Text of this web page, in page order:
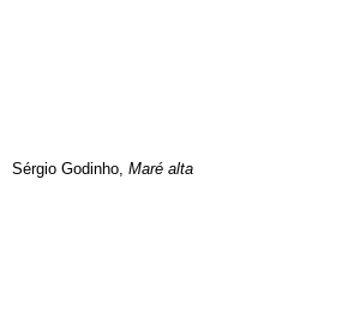
Sérgio Godinho, Maré alta